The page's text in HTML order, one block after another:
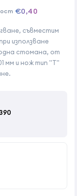
съвместим
използване
стомана, от
мм и нож тип "Т"
€0,40